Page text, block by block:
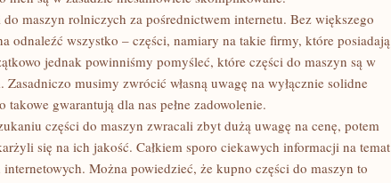
maszyn rolniczych za pośrednictwem internetu. Bez większego
odnaleźć wszystko – części, namiary na takie firmy, które posiadają
jednak powinniśmy pomyśleć, które części do maszyn są w
musimy zwrócić własną uwagę na wyłącznie solidne
gwarantują dla nas pełne zadowolenie.
części do maszyn zwracali zbyt dużą uwagę na cenę, potem
się na ich jakość. Całkiem sporo ciekawych informacji na temat
Można powiedzieć, że kupno części do maszyn to